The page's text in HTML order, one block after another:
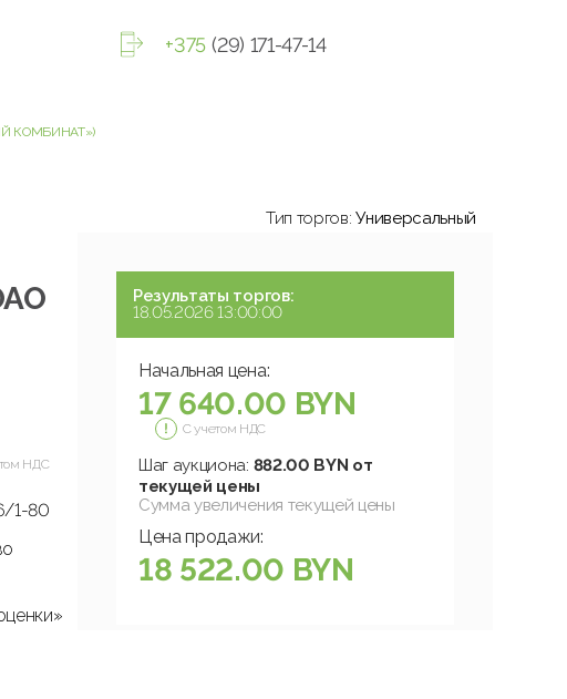
+375 (29) 171-47-14
КОМБИНАТ»)
НДС
1-80
Тип торгов:Универсальный
Результаты торгов:
18.05.2026 13:00:00
Начальная цена:
17 640.00 BYN
С учетом НДС
Шаг аукциона: 882.00 BYN от
текущей цены
Сумма увеличения текущей цены
Цена продажи:
18 522.00 BYN